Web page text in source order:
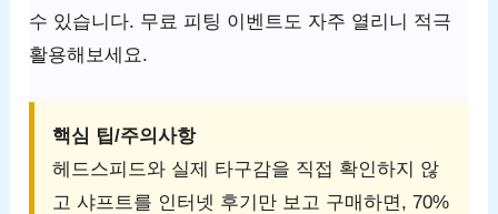
수 있습니다. 무료 피팅 이벤트도 자주 열리니 적극
활용해보세요.
핵심 팁/주의사항
헤드스피드와 실제 타구감을 직접 확인하지 않
고 샤프트를 인터넷 후기만 보고 구매하면, 70%